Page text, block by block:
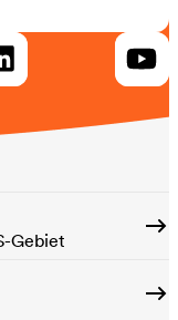
Gebiet